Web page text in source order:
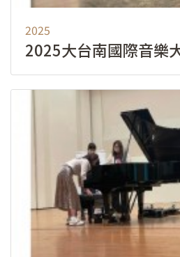
2025
2025大台南國際音樂